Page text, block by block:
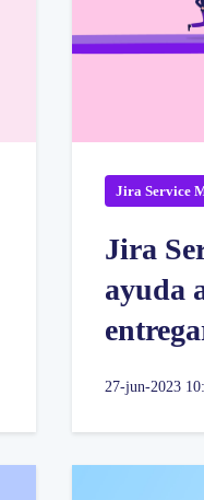
Jira Service
Jira
ayuda
27-jun-2023